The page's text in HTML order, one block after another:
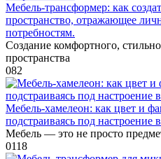
Мебель-трансформер: как
пространство, отражающее
потребностям.
Создание комфортного,
пространства
082
Мебель-хамелеон: как цвет и
подстраиваясь под настроение
Мебель — это не просто
0118